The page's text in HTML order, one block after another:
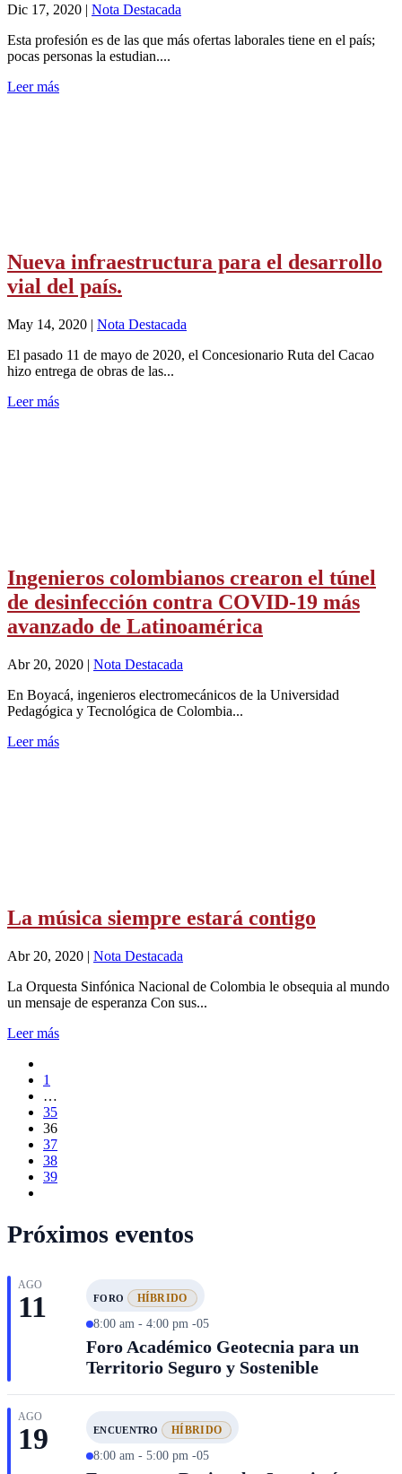
Dic 17, 2020 | Nota Destacada
Esta profesión es de las que más ofertas laborales tiene en el país;
pocas personas la estudian....
Leer más
Nueva infraestructura para el desarrollo
vial del país.
May 14, 2020 | Nota Destacada
El pasado 11 de mayo de 2020, el Concesionario Ruta del Cacao
hizo entrega de obras de las...
Leer más
Ingenieros colombianos crearon el túnel
de desinfección contra COVID-19 más
avanzado de Latinoamérica
Abr 20, 2020 | Nota Destacada
En Boyacá, ingenieros electromecánicos de la Universidad
Pedagógica y Tecnológica de Colombia...
Leer más
La música siempre estará contigo
Abr 20, 2020 | Nota Destacada
La Orquesta Sinfónica Nacional de Colombia le obsequia al mundo
un mensaje de esperanza Con sus...
Leer más
1
…
35
36
37
38
39
Próximos eventos
AGO
11 FORO HÍBRIDO
8:00 am - 4:00 pm -05
Foro Académico Geotecnia para un
Territorio Seguro y Sostenible
AGO
19 ENCUENTRO HÍBRIDO
8:00 am - 5:00 pm -05